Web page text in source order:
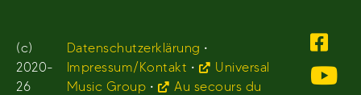
(c)
2020-
26
Datenschutzerklärung •
Impressum/Kontakt •
Universal
Music Group •
Au secours du